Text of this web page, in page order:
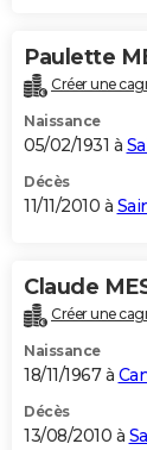
Paulette
Créer une
Naissance
05/02/1931 à
Décès
11/11/2010 à
Claude
Créer une
Naissance
18/11/1967 à
Décès
13/08/2010 à